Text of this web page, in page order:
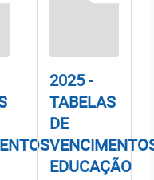
2025 -
TABELAS
DE
EDUCAÇÃO